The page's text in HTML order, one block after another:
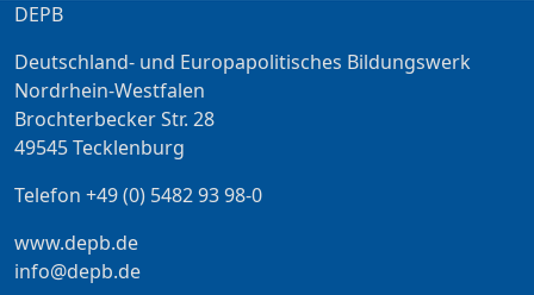
DEPB
Deutschland- und Europapolitisches Bildungswerk
Nordrhein-Westfalen
Brochterbecker Str. 28
49545 Tecklenburg
Telefon +49 (0) 5482 93 98-0
www.depb.de
info@depb.de